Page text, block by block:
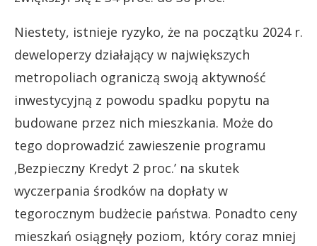
Niestety, istnieje ryzyko, że na początku 2024 r.
deweloperzy działający w największych
metropoliach ograniczą swoją aktywność
inwestycyjną z powodu spadku popytu na
budowane przez nich mieszkania. Może do
tego doprowadzić zawieszenie programu
‚Bezpieczny Kredyt 2 proc.’ na skutek
wyczerpania środków na dopłaty w
tegorocznym budżecie państwa. Ponadto ceny
mieszkań osiągnęły poziom, który coraz mniej